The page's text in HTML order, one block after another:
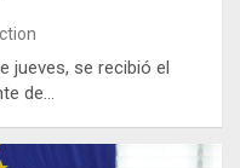
jueves, se recibió el
de…